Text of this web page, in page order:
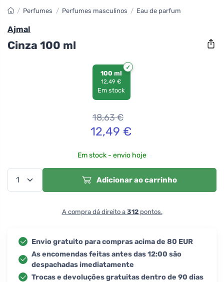
/ Perfumes / Perfumes masculinos / Eau de parfum
Ajmal
Cinza 100 ml
100 ml
12,49 €
Em stock
18,63€
12,49 €
Em stock - envio hoje
Adicionar ao carrinho
A compra dá direito a 312pontos.
Envio gratuito para compras acima de 80 EUR
As encomendas feitas antes das 12:00 são
despachadas imediatamente
Trocas e devoluções gratuitas dentro de 90 dias